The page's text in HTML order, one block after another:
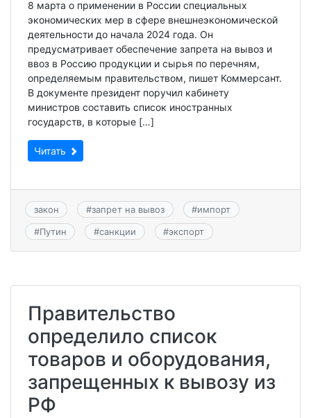
8 марта о применении в России специальных
экономических мер в сфере внешнеэкономической
деятельности до начала 2024 года. Он
предусматривает обеспечение запрета на вывоз и
ввоз в Россию продукции и сырья по перечням,
определяемым правительством, пишет Коммерсант.
В документе президент поручил кабинету
министров составить список иностранных
государств, в которые […]
Читать
закон #запрет на вывоз #импорт
#Путин #санкции #экспорт
Правительство
определило список
товаров и оборудования,
запрещенных к вывозу из
РФ